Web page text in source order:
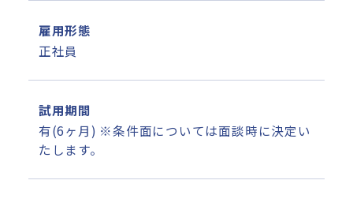
雇用形態
正社員
試用期間
有(6ヶ月) ※条件面については面談時に決定い
たします。